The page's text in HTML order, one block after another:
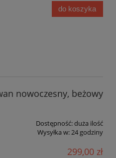
do koszyka
nowoczesny, beżowy
Dostępność:duża ilość
Wysyłka w: 24 godziny
299,00 zł